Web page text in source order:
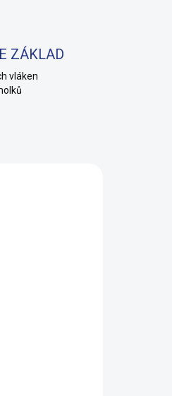
ZÁKLAD
vláken